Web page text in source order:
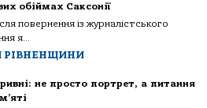
обіймах Саксонії
повернення із журналістського
я...
РІВНЕНЩИНИ
не просто портрет, а питання